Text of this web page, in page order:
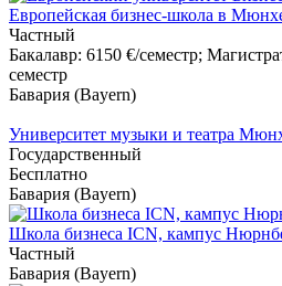
Европейская бизнес-школа в
Частный
Бакалавр: 6150 €/семестр;
семестр
Бавария (Bayern)
Университет музыки и театра
Государственный
Бесплатно
Бавария (Bayern)
Школа бизнеса ICN, кампус
Частный
Бавария (Bayern)